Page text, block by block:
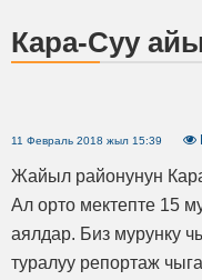
Кара-Суу
11 Февраль 2018 жыл 15:39
Жайыл районунун
Ал орто мектепте 15
аялдар. Биз мурунку
туралуу репортаж